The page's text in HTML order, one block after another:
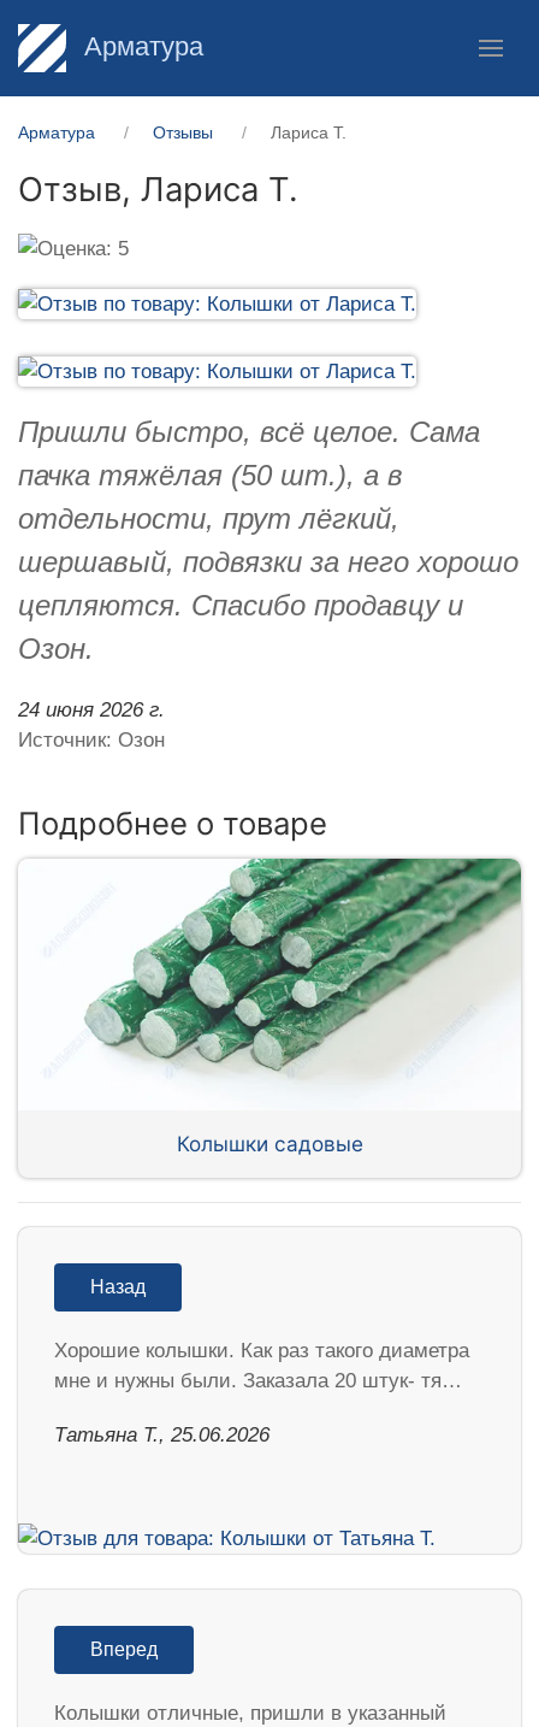
Арматура
Арматура Отзывы Лариса Т.
Отзыв, Лариса Т.
Пришли быстро, всё целое. Сама
пачка тяжёлая (50 шт.), а в
отдельности, прут лёгкий,
шершавый, подвязки за него хорошо
цепляются. Спасибо продавцу и
Озон.
24 июня 2026 г.
Источник: Озон
Подробнее о товаре
Колышки садовые
Назад
Хорошие колышки. Как раз такого диаметра
мне и нужны были. Заказала 20 штук- тя…
Татьяна Т., 25.06.2026
Вперед
Колышки отличные, пришли в указанный